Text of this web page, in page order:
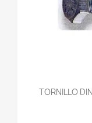
TORNILLO